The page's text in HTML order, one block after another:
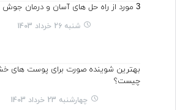
3 مورد از راه حل های آسان و درمان جوش سرسیاه
شنبه 26 خرداد 1403
بهترین شوینده صورت برای پوست های
چیست؟
چهارشنبه 23 خرداد 1403